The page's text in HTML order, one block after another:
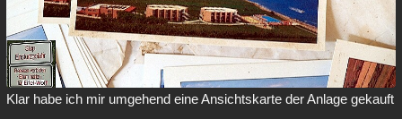
Klar habe ich mir umgehend eine Ansichtskarte der Anlage gekauft